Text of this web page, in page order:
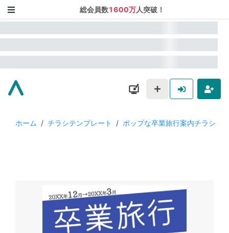
総会員数1600万人突破！
ホーム / チラシテンプレート / ポップな卒業旅行案内チラシ